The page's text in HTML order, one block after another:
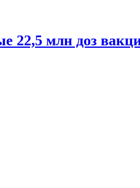
22,5 млн доз